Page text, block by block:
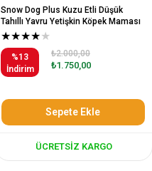
Snow Dog Plus Kuzu Etli Düşük
Tahıllı Yavru Yetişkin Köpek Maması
12 Kg
★★★★★
%13
İndirim
₺1.750,00
₺2.000,00
Sepete Ekle
ÜCRETSIZ KARGO